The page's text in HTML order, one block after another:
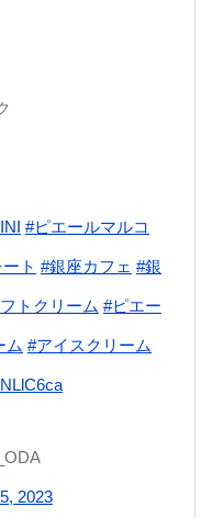
#ピエールマルコ
ト #銀座カフェ #銀
トクリーム #ピエー
ム #アイスクリーム
2023